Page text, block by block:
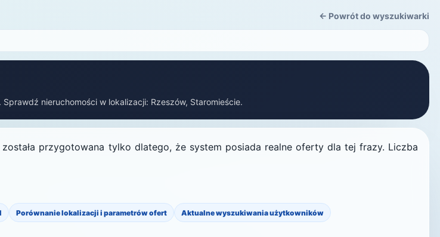
← Powrót do wyszukiwarki
nieruchomości w lokalizacji: Rzeszów, Staromieście.
została przygotowana tylko dlatego, że system posiada realne oferty dla tej frazy. Liczba
Porównanie lokalizacji i parametrów ofert Aktualne wyszukiwania użytkowników